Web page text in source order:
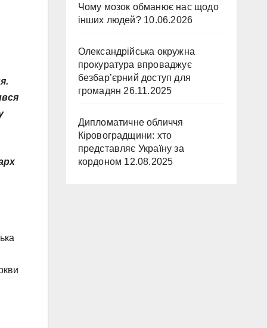
Чому мозок обманює нас щодо
інших людей? 10.06.2026
Олександрійська окружна
прокуратура впроваджує
безбар’єрний доступ для
громадян 26.11.2025
Дипломатичне обличчя
Кіровоградщини: хто
представляє Україну за
кордоном 12.08.2025